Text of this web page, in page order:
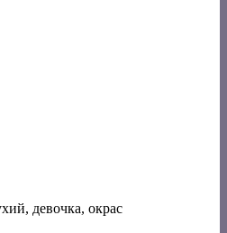
девочка, окрас